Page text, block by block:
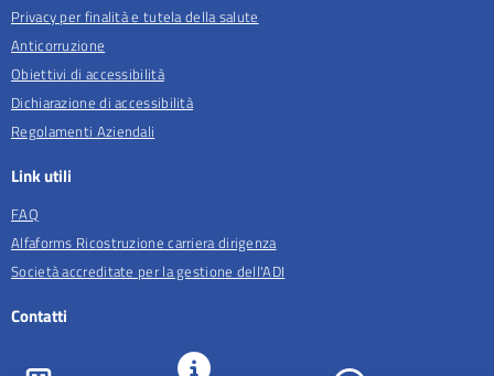
Privacy per finalità e tutela della salute
Anticorruzione
Obiettivi di accessibilità
Dichiarazione di accessibilità
Regolamenti Aziendali
Link utili
FAQ
Alfaforms Ricostruzione carriera dirigenza
Società accreditate per la gestione dell'ADI
Contatti